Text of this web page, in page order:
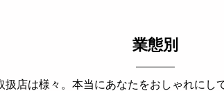
業態別
扱店は様々。本当にあなたをおしゃれにし